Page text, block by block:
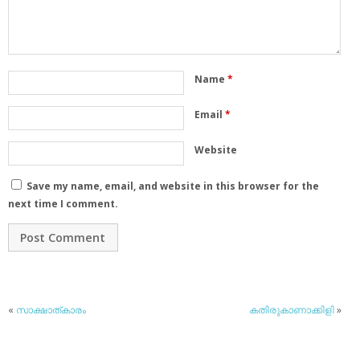
Name *
Email *
Website
Save my name, email, and website in this browser for the
next time I comment.
« സാക്ഷാത്കാരം കതിരുകാണാക്കിളി»